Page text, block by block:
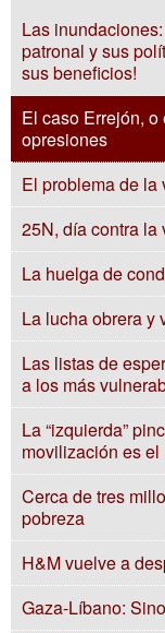
Las
patronal y sus
sus beneficios!
El caso Errejón,
opresiones
El problema de la
25N, día contra
La huelga de
La lucha obrera y
Las listas de
a los más
La “izquierda”
movilización es
Cerca de tres
pobreza
H&M vuelve a
Gaza-Líbano: